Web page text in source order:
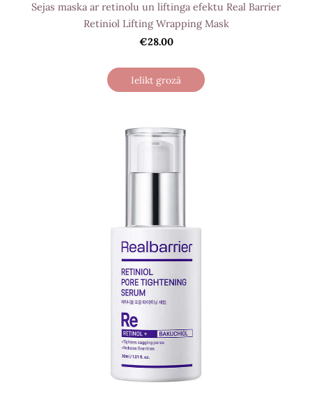
Sejas maska ar retinolu un liftinga efektu Real Barrier
Retiniol Lifting Wrapping Mask
€28.00
Ielikt grozā